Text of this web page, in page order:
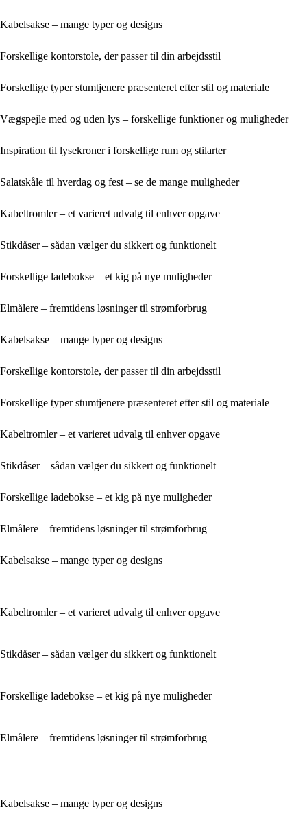
Kabelsakse – mange typer og designs
Forskellige kontorstole, der passer til din arbejdsstil
Forskellige typer stumtjenere præsenteret efter stil og materiale
Vægspejle med og uden lys – forskellige funktioner og muligheder
Inspiration til lysekroner i forskellige rum og stilarter
Salatskåle til hverdag og fest – se de mange muligheder
Kabeltromler – et varieret udvalg til enhver opgave
Stikdåser – sådan vælger du sikkert og funktionelt
Forskellige ladebokse – et kig på nye muligheder
Elmålere – fremtidens løsninger til strømforbrug
Kabelsakse – mange typer og designs
Forskellige kontorstole, der passer til din arbejdsstil
Forskellige typer stumtjenere præsenteret efter stil og materiale
Kabeltromler – et varieret udvalg til enhver opgave
Stikdåser – sådan vælger du sikkert og funktionelt
Forskellige ladebokse – et kig på nye muligheder
Elmålere – fremtidens løsninger til strømforbrug
Kabelsakse – mange typer og designs
Kabeltromler – et varieret udvalg til enhver opgave
Stikdåser – sådan vælger du sikkert og funktionelt
Forskellige ladebokse – et kig på nye muligheder
Elmålere – fremtidens løsninger til strømforbrug
Kabelsakse – mange typer og designs